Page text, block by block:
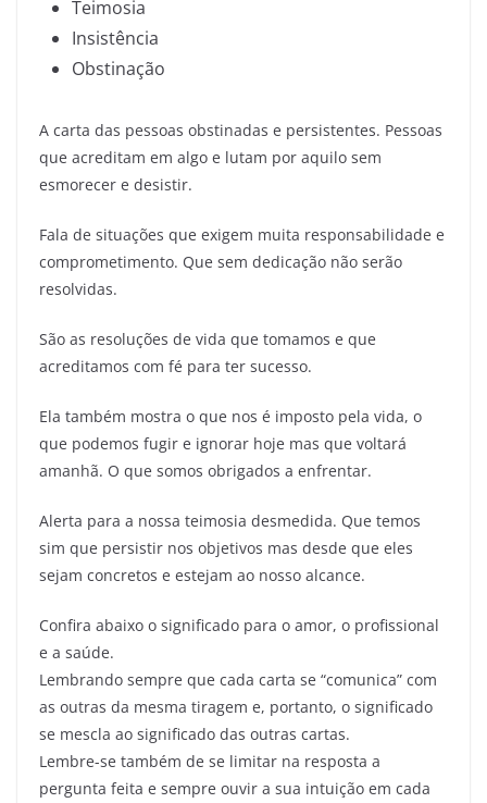
Teimosia
Insistência
Obstinação
A carta das pessoas obstinadas e persistentes. Pessoas
que acreditam em algo e lutam por aquilo sem
esmorecer e desistir.
Fala de situações que exigem muita responsabilidade e
comprometimento. Que sem dedicação não serão
resolvidas.
São as resoluções de vida que tomamos e que
acreditamos com fé para ter sucesso.
Ela também mostra o que nos é imposto pela vida, o
que podemos fugir e ignorar hoje mas que voltará
amanhã. O que somos obrigados a enfrentar.
Alerta para a nossa teimosia desmedida. Que temos
sim que persistir nos objetivos mas desde que eles
sejam concretos e estejam ao nosso alcance.
Confira abaixo o significado para o amor, o profissional
e a saúde.
Lembrando sempre que cada carta se “comunica” com
as outras da mesma tiragem e, portanto, o significado
se mescla ao significado das outras cartas.
Lembre-se também de se limitar na resposta a
pergunta feita e sempre ouvir a sua intuição em cada